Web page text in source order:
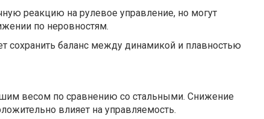
реакцию на рулевое управление, но могут
по неровностям.
сохранить баланс между динамикой и плавностью
весом по сравнению со стальными. Снижение
влияет на управляемость.